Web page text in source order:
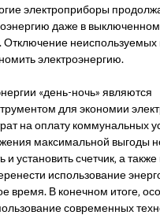
электроприборы
даже в
неиспользуемых
электроэнергию.
«день-ночь» являются
для экономии
на оплату коммунальных
максимальной выгоды
установить счетчик‚ а
использование
время. В конечном итоге‚
современных